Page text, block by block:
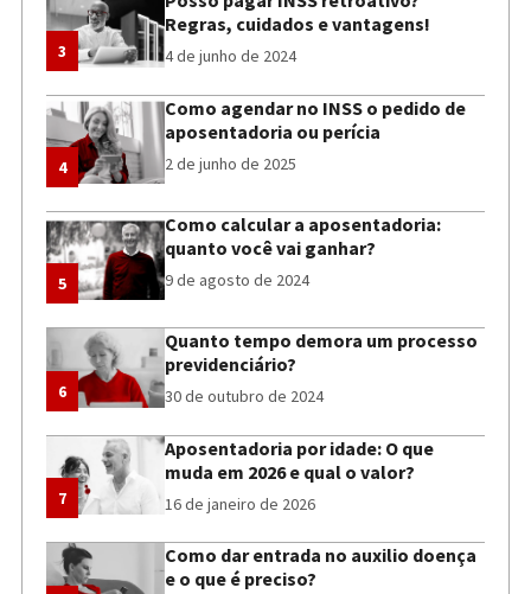
3
Regras, cuidados e vantagens!
4 de junho de 2024
4
Como agendar no INSS o pedido de
aposentadoria ou perícia
2 de junho de 2025
5
Como calcular a aposentadoria:
quanto você vai ganhar?
9 de agosto de 2024
6
Quanto tempo demora um processo
previdenciário?
30 de outubro de 2024
7
Aposentadoria por idade: O que
muda em 2026 e qual o valor?
16 de janeiro de 2026
Como dar entrada no auxilio doença
e o que é preciso?